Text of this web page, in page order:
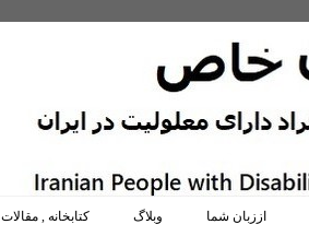
اززبان شما وبلاگ کتابخانه , مقالات